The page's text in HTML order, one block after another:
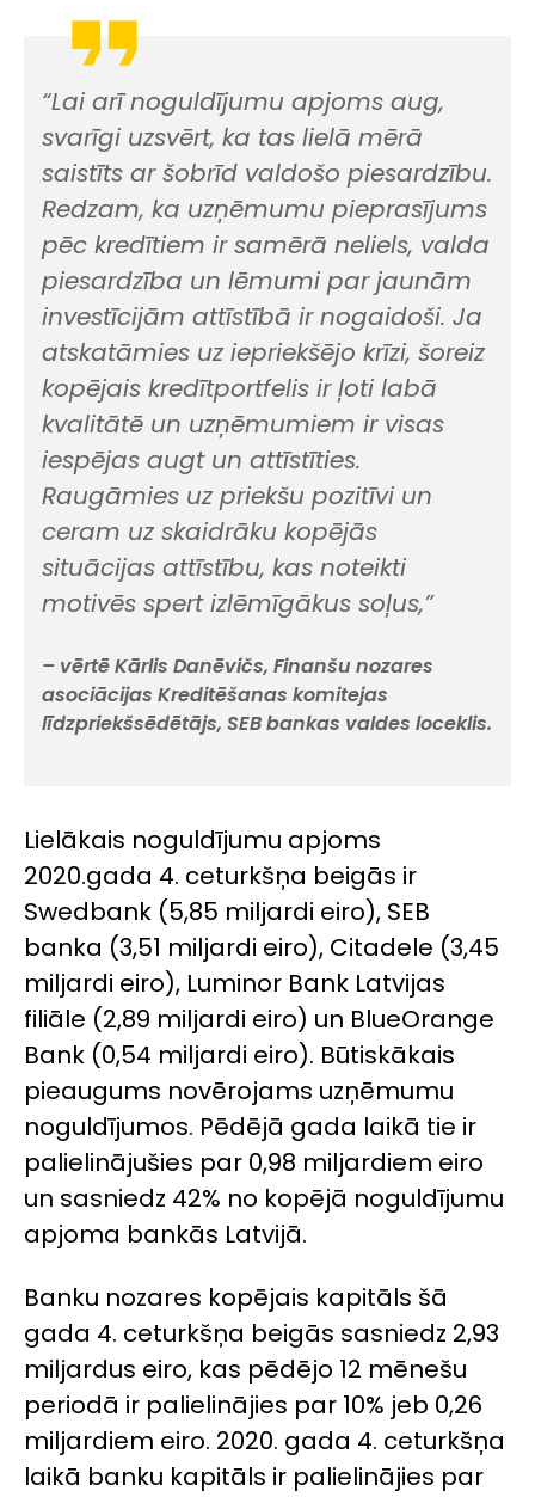
“Lai arī noguldījumu apjoms aug,
svarīgi uzsvērt, ka tas lielā mērā
saistīts ar šobrīd valdošo piesardzību.
Redzam, ka uzņēmumu pieprasījums
pēc kredītiem ir samērā neliels, valda
piesardzība un lēmumi par jaunām
investīcijām attīstībā ir nogaidoši. Ja
atskatāmies uz iepriekšējo krīzi, šoreiz
kopējais kredītportfelis ir ļoti labā
kvalitātē un uzņēmumiem ir visas
iespējas augt un attīstīties.
Raugāmies uz priekšu pozitīvi un
ceram uz skaidrāku kopējās
situācijas attīstību, kas noteikti
motivēs spert izlēmīgākus soļus,”
– vērtē Kārlis Danēvičs, Finanšu nozares
asociācijas Kreditēšanas komitejas
līdzpriekšsēdētājs, SEB bankas valdes loceklis.
Lielākais noguldījumu apjoms
2020.gada 4. ceturkšņa beigās ir
Swedbank (5,85 miljardi eiro), SEB
banka (3,51 miljardi eiro), Citadele (3,45
miljardi eiro), Luminor Bank Latvijas
filiāle (2,89 miljardi eiro) un BlueOrange
Bank (0,54 miljardi eiro). Būtiskākais
pieaugums novērojams uzņēmumu
noguldījumos. Pēdējā gada laikā tie ir
palielinājušies par 0,98 miljardiem eiro
un sasniedz 42% no kopējā noguldījumu
apjoma bankās Latvijā.
Banku nozares kopējais kapitāls šā
gada 4. ceturkšņa beigās sasniedz 2,93
miljardus eiro, kas pēdējo 12 mēnešu
periodā ir palielinājies par 10% jeb 0,26
miljardiem eiro. 2020. gada 4. ceturkšņa
laikā banku kapitāls ir palielinājies par